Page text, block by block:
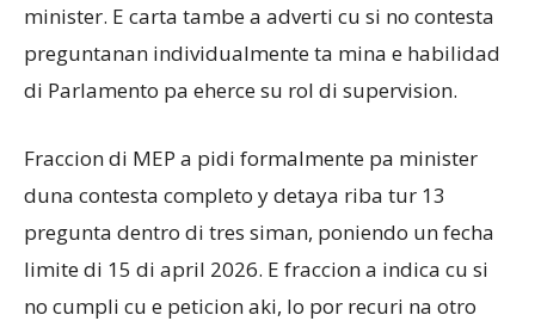
minister. E carta tambe a adverti cu si no contesta
preguntanan individualmente ta mina e habilidad
di Parlamento pa eherce su rol di supervision.
Fraccion di MEP a pidi formalmente pa minister
duna contesta completo y detaya riba tur 13
pregunta dentro di tres siman, poniendo un fecha
limite di 15 di april 2026. E fraccion a indica cu si
no cumpli cu e peticion aki, lo por recuri na otro